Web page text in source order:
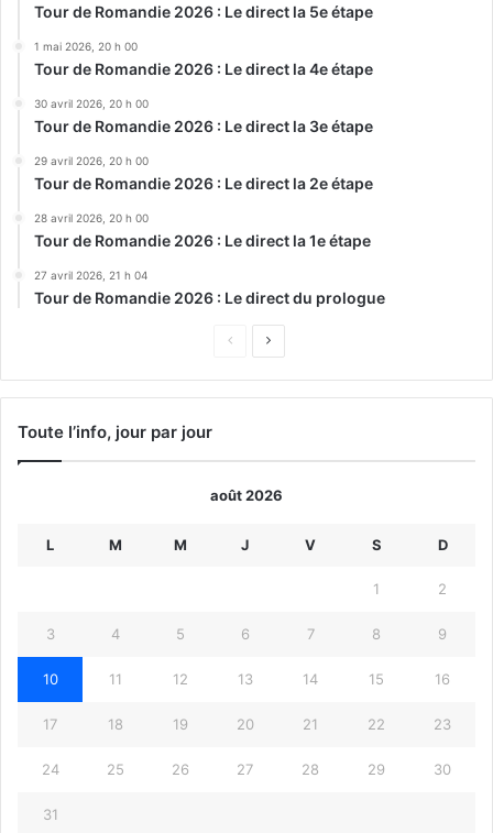
Tour de Romandie 2026 : Le direct la 5e étape
1 mai 2026, 20 h 00
Tour de Romandie 2026 : Le direct la 4e étape
30 avril 2026, 20 h 00
Tour de Romandie 2026 : Le direct la 3e étape
29 avril 2026, 20 h 00
Tour de Romandie 2026 : Le direct la 2e étape
28 avril 2026, 20 h 00
Tour de Romandie 2026 : Le direct la 1e étape
27 avril 2026, 21 h 04
Tour de Romandie 2026 : Le direct du prologue
Page
Page
Toute l’info, jour par jour
août 2026
L M M J V S D
1 2
3 4 5 6 7 8 9
10 11 12 13 14 15 16
17 18 19 20 21 22 23
24 25 26 27 28 29 30
31